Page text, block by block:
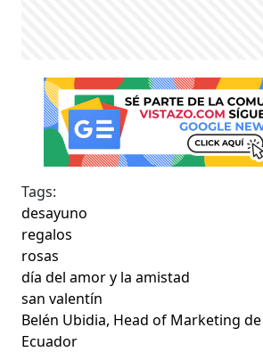
Tags:
desayuno
regalos
rosas
día del amor y la amistad
san valentín
Belén Ubidia, Head of Marketing de
Ecuador